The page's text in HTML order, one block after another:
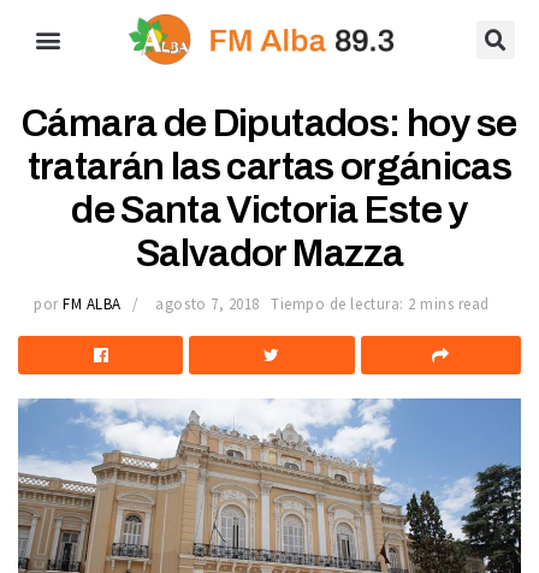
Cámara de Diputados: hoy se
tratarán las cartas orgánicas
de Santa Victoria Este y
Salvador Mazza
por FM ALBA agosto 7, 2018 Tiempo de lectura: 2 mins read